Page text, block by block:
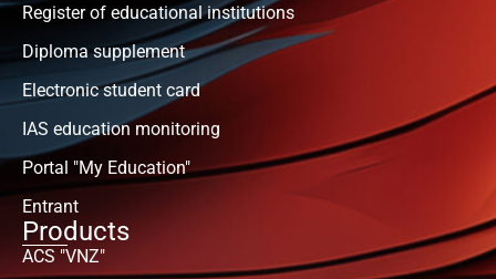
Register of educational institutions
Diploma supplement
Electronic student card
IAS education monitoring
Portal "My Education"
Entrant
Products
ACS "VNZ"